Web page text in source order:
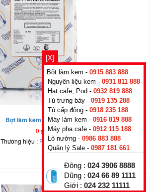
Bột làm kem tươi Vanilla
0 ₫
Thương hiệu : Rubicone,Italy
[X]
Bột làm kem - 0915 883 888
Nguyên liệu kem - 0931 811 888
Hạt cafe, Pod - 0932 819 888
Tủ trưng bày - 0919 135 288
Tủ cấp đông - 0918 235 188
Máy làm kem - 0916 819 888
Máy pha cafe - 0912 115 188
Lò nướng - 0986 883 888
Quản lý Sale - 0987 181 661
Đông : 024 3906 8888
Dũng : 024 66 89 1111
Giới : 024 232 11111